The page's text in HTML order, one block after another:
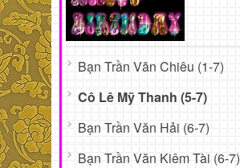
Bạn Trần Văn Chiêu (1-7)
Cô Lê Mỹ Thanh (5-7)
Bạn Trần Văn Hải (6-7)
Bạn Trần Văn Kiêm Tài (6-7)